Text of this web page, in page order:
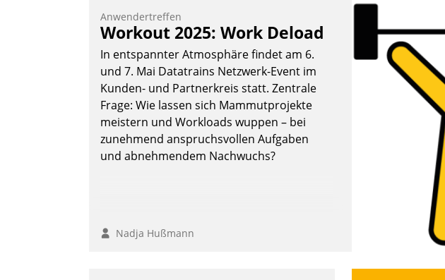
Anwendertreffen
Workout 2025: Work Deload
In entspannter Atmosphäre findet am 6.
und 7. Mai Datatrains Netzwerk-Event im
Kunden- und Partnerkreis statt. Zentrale
Frage: Wie lassen sich Mammutprojekte
meistern und Workloads wuppen – bei
zunehmend anspruchsvollen Aufgaben
und abnehmendem Nachwuchs?
Nadja Hußmann